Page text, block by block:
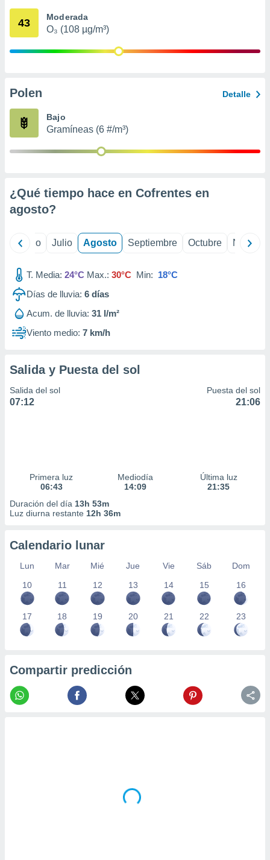
mediante
publicidad
de
43 Moderada
O₃ (108 µg/m³)
Polen Detalle
Bajo
Gramíneas (6 #/m³)
¿Qué tiempo hace en Cofrentes en
agosto?
Junio Julio Agosto Septiembre Octubre
T. Media: 24°C Max.: 30°C Min: 18°C
Días de lluvia: 6 días
Acum. de lluvia: 31 l/m²
Viento medio: 7 km/h
Salida y Puesta del sol
Salida del sol
07:12
Puesta del sol
21:06
Primera luz
06:43
Mediodía
14:09
Última luz
21:35
Duración del día 13h 53m
Luz diurna restante 12h 36m
Calendario lunar
Lun Mar Mié Jue Vie Sáb
Dom
10
11 12 13 14 15 16
17 18 19 20 21 22 23
Compartir predicción